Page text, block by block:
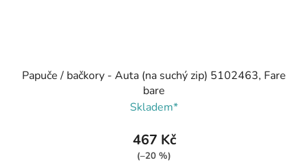
Papuče / bačkory - Auta (na suchý zip) 5102463, Fare
bare
Skladem*
467 Kč
(–20 %)